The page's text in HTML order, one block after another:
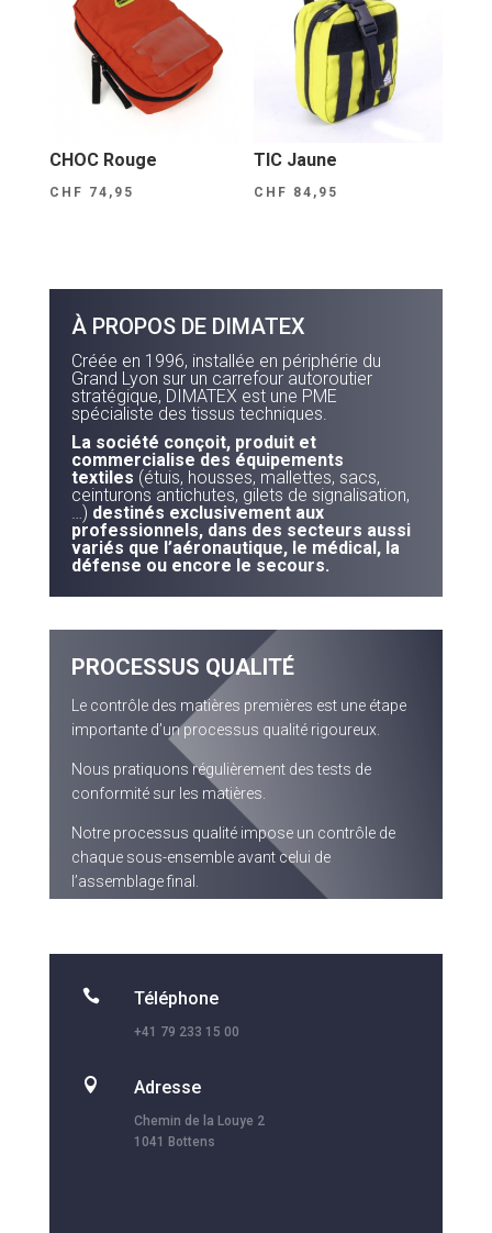
CHOC Rouge
CHF 74,95
TIC Jaune
CHF 84,95
À PROPOS DE DIMATEX
Créée en 1996, installée en périphérie du
Grand Lyon sur un carrefour autoroutier
stratégique, DIMATEX est une PME
spécialiste des tissus techniques.
La société conçoit, produit et
commercialise des équipements
textiles (étuis, housses, mallettes, sacs,
ceinturons antichutes, gilets de signalisation,
…) destinés exclusivement aux
professionnels, dans des secteurs aussi
variés que l’aéronautique, le médical, la
défense ou encore le secours.
PROCESSUS QUALITÉ
Le contrôle des matières premières est une étape
importante d’un processus qualité rigoureux.
Nous pratiquons régulièrement des tests de
conformité sur les matières.
Notre processus qualité impose un contrôle de
chaque sous-ensemble avant celui de
l’assemblage final.
 Téléphone
+41 79 233 15 00
 Adresse
Chemin de la Louye 2
1041 Bottens